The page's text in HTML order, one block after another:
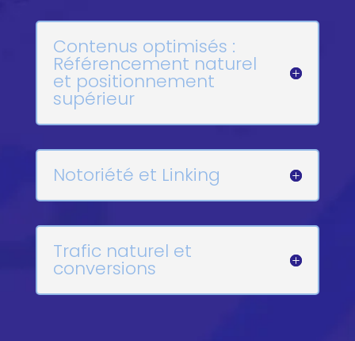
Contenus optimisés :
Référencement naturel
et positionnement
supérieur
Notoriété et Linking
Trafic naturel et
conversions